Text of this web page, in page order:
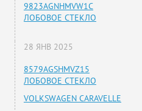
9823AGNHMVW1C
ЛОБОВОЕ СТЕКЛО
28 ЯНВ 2025
8579AGSHMVZ15
ЛОБОВОЕ СТЕКЛО
VOLKSWAGEN CARAVELLE